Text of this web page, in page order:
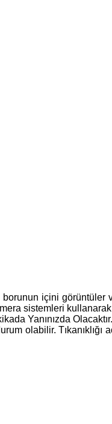
borunun içini
sistemleri kullanarak
Yanınızda Olacaktır.
olabilir.